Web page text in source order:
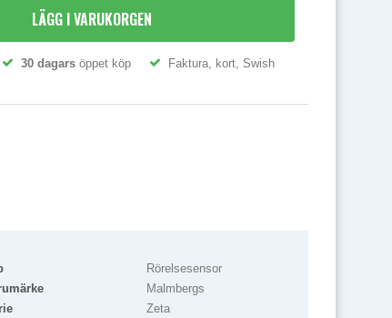
LÄGG I VARUKORGEN
30 dagars öppet köp Faktura, kort, Swish
Rörelsesensor
Malmbergs
Zeta